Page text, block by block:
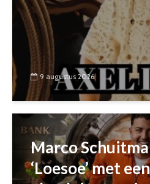
9 augustus 2026
Marco
‘Loesoe’ met een